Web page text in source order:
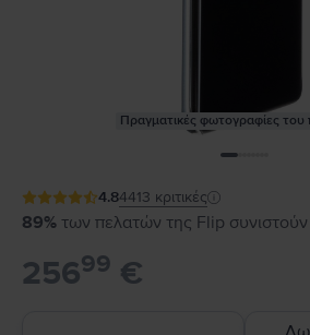
Πραγματικές φωτογραφίες του
4.84413 κριτικές
89% των πελατών της Flip συνιστούν
25699 €